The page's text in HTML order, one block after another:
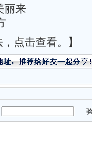
丽来
点击查看。】
验